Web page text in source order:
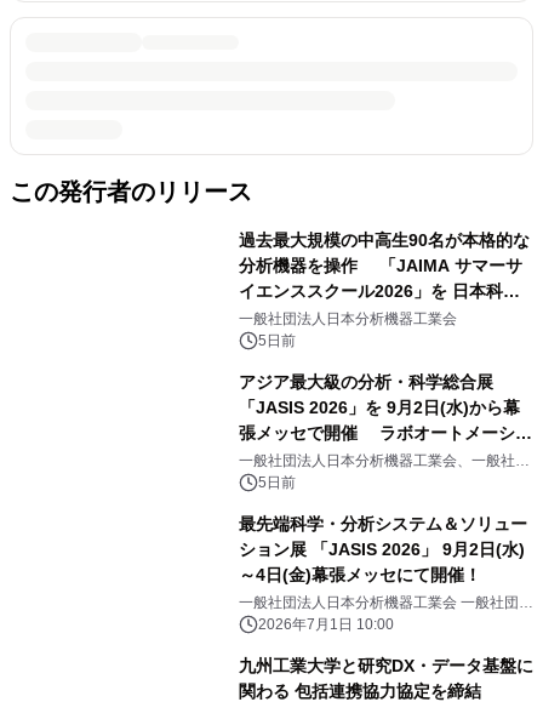
この発行者のリリース
過去最大規模の中高生90名が本格的な
分析機器を操作 「JAIMA サマーサ
イエンススクール2026」を 日本科学
未来館で開催
一般社団法人日本分析機器工業会
5日前
アジア最大級の分析・科学総合展
「JASIS 2026」を 9月2日(水)から幕
張メッセで開催 ラボオートメーショ
ン・フィジカルAI ― 研究開発を変え
る最新ソリューションなどの見どころ
一般社団法人日本分析機器工業会、一般社団
法人日本科学機器協会
5日前
最先端科学・分析システム＆ソリュー
ション展 「JASIS 2026」 9月2日(水)
～4日(金)幕張メッセにて開催！
一般社団法人日本分析機器工業会 一般社団法
人日本科学機器協会
2026年7月1日 10:00
九州工業大学と研究DX・データ基盤に
関わる 包括連携協力協定を締結